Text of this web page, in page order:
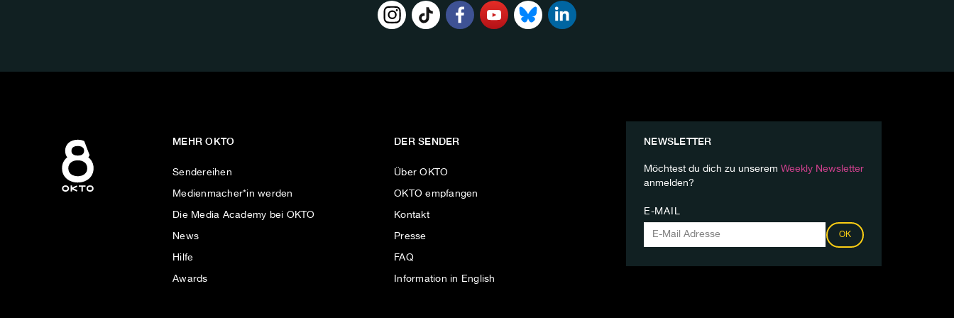
MEHR OKTO
Sendereihen
Medienmacher*in werden
Die Media Academy bei OKTO
News
Hilfe
Awards
DER SENDER
Über OKTO
OKTO empfangen
Kontakt
Presse
FAQ
Information in English
NEWSLETTER
Möchtest du dich zu unserem Weekly Newsletter
anmelden?
E-MAIL
OK